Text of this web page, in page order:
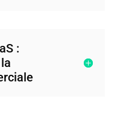
: